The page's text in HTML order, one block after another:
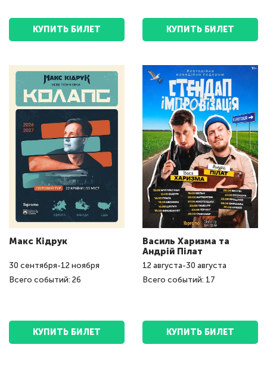
КУПИТЬ БИЛЕТ КУПИТЬ БИЛЕТ
Макс Кідрук
30 сентября-12ноября
Всего событий: 26
КУПИТЬ БИЛЕТ
Василь Харизма та
Андрій Пілат
12августа-30 августа
Всего событий: 17
КУПИТЬ БИЛЕТ